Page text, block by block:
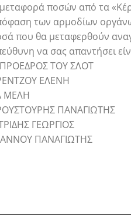
ποσών από τα
των αρμοδίων οργάνων
που θα μεταφερθούν
να σας απαντήσει
ΤΟΥ ΣΛΟΤ
ΕΛΕΝH
ΜΕΛΗ
ΠΑΝΑΓΙΩΤΗΣ
ΓΕΩΡΓΙΟΣ
ΠΑΝΑΓΙΩΤΗΣ